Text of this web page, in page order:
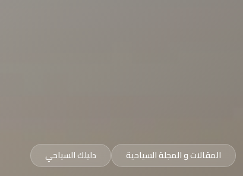
المقالات و المجلة السياحية دليلك السياحي